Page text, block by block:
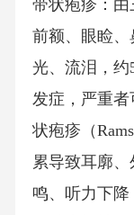
带状疱疹：
前额、眼睑
光、流泪，约
发症，严重
状疱疹（
累导致耳廓
鸣、听力下